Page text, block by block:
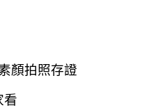
顏拍照存證
看